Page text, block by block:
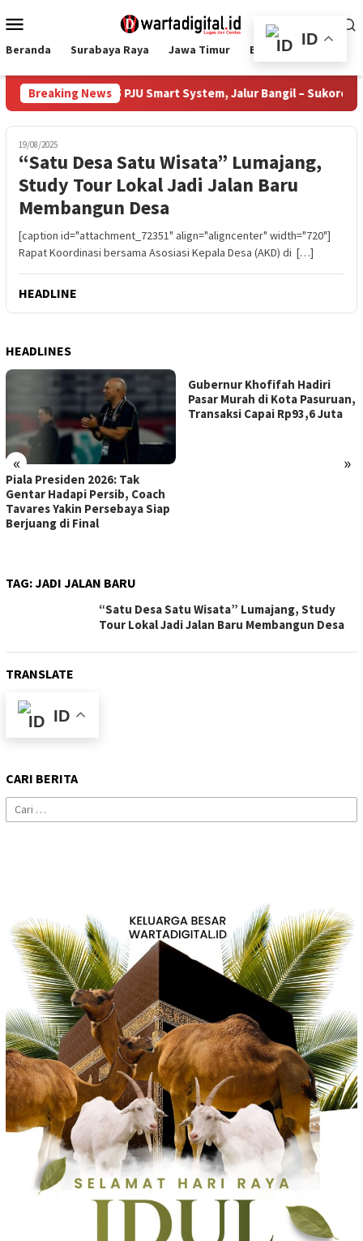
ke
Mobile
Beranda Surabaya Raya Jawa Timur Ekbis Nasional
Breaking News
Bangun 385 PJU Smart System, Jalur Bangil – Sukorejo Kini
19/08/2025
“Satu Desa Satu Wisata” Lumajang,
Study Tour Lokal Jadi Jalan Baru
Membangun Desa
[caption id="attachment_72351" align="aligncenter" width="720"]
Rapat Koordinasi bersama Asosiasi Kepala Desa (AKD) di […]
HEADLINE
HEADLINES
« »
Piala Presiden 2026: Tak
Gentar Hadapi Persib, Coach
Tavares Yakin Persebaya Siap
Berjuang di Final
Gubernur Khofifah Hadiri
Pasar Murah di Kota Pasuruan,
Transaksi Capai Rp93,6 Juta
TAG:JADI JALAN BARU
“Satu Desa Satu Wisata” Lumajang, Study
Tour Lokal Jadi Jalan Baru Membangun Desa
TRANSLATE
ID
CARI BERITA
Cari
untuk:
ID